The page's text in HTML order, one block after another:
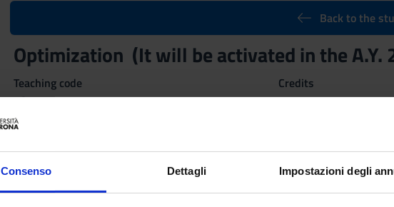
Consenso Dettagli Impostazioni degli
Back to the
Optimization (It will be activated in the
Teaching code
4S00263
Credits
6
Scientific Disciplinary Sector (SSD)
MAT/09 - RICERCA OPERATIVA